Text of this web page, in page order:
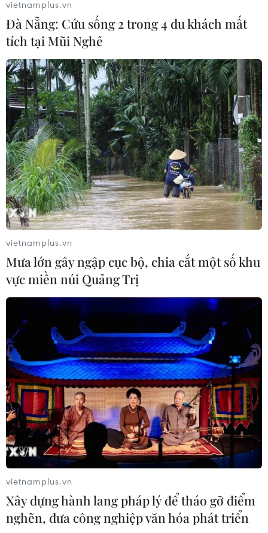
Công bố và vinh danh 109 thương hiệu
mạnh Việt Nam 2021
13/10/2021 15:29
Chương trình Thương hiệu mạnh Việt Nam năm 2021
được tổ chức nhằm tôn vinh những nỗ lực, bản lĩnh kiên
cường, bền bỉ của doanh nghiệp, doanh nhân vượt qua
thách thức của đại dịch COVID-19.
Doanh nghiệp ngành gỗ sẵn sàng bứt tốc
sau đại dịch COVID-19
Theo Tổng cục Lâm nghiệp, nếu việc khôi phục sản xuất
được đẩy nhanh trong 3 tháng cuối năm thì ngành gỗ
và lâm sản có thể đạt mục tiêu kim ngạch 14,5 tỷ USD,
vietnamplus.vn
Đà Nẵng: Cứu sống 2 trong 4 du khách mất
tích tại Mũi Nghê
vietnamplus.vn
Mưa lớn gây ngập cục bộ, chia cắt một số khu
vực miền núi Quảng Trị
vietnamplus.vn
Xây dựng hành lang pháp lý để tháo gỡ điểm
nghẽn, đưa công nghiệp văn hóa phát triển